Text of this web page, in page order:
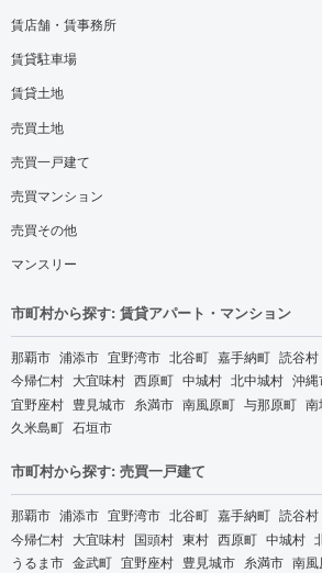
賃店舗・賃事務所
賃貸駐車場
賃貸土地
売買土地
売買一戸建て
売買マンション
売買その他
マンスリー
市町村から探す: 賃貸アパート・マンション
那覇市 浦添市 宜野湾市 北谷町 嘉手納町 読谷村
今帰仁村 大宜味村 西原町 中城村 北中城村 沖縄
宜野座村 豊見城市 糸満市 南風原町 与那原町 南
久米島町 石垣市
市町村から探す: 売買一戸建て
那覇市 浦添市 宜野湾市 北谷町 嘉手納町 読谷村
今帰仁村 大宜味村 国頭村 東村 西原町 中城村
うるま市 金武町 宜野座村 豊見城市 糸満市 南風